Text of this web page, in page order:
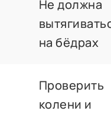
Не должна
на бёдрах
Проверить
колени и